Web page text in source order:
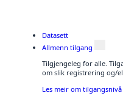
Datasett
Allmenn tilgang
Tilgjengeleg for alle.
om slik registrering og/
Les meir om